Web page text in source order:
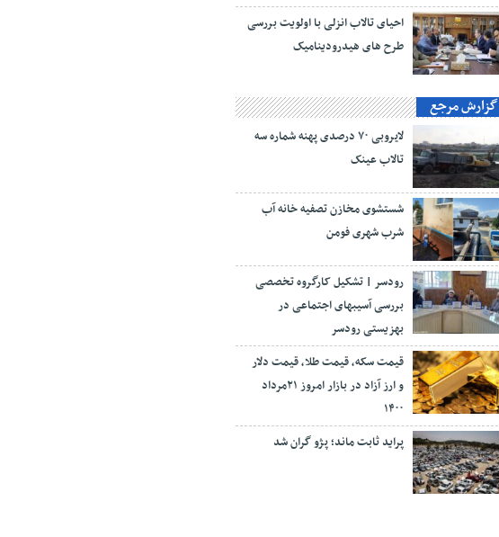
احیای تالاب انزلی با اولویت بررسی
طرح های هیدرودینامیک
گزارش مرجع
لایروبی ۷۰ درصدی پهنه شماره سه
تالاب عینک
شستشوی مخازن تصفیه خانه آب
شرب شهری فومن
رودسر | تشکیل کارگروه تخصصی
بررسی آسیبهای اجتماعی در
بهزیستی رودسر
قیمت سکه، قیمت طلا، قیمت دلار
و ارز آزاد در بازار امروز ۲۱مرداد
۱۴۰۰
پراید ثابت ماند؛ پژو گران شد